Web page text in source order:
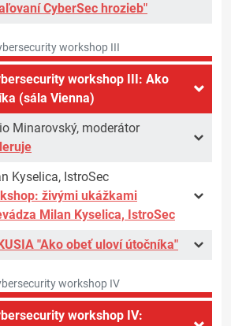
CyberSec hrozieb"
workshop III
workshop III: Ako
(sála Vienna)
Minarovský, moderátor
Kyselica, IstroSec
živými ukážkami
Milan Kyselica, IstroSec
"Ako obeť uloví útočníka"
workshop IV
workshop IV: